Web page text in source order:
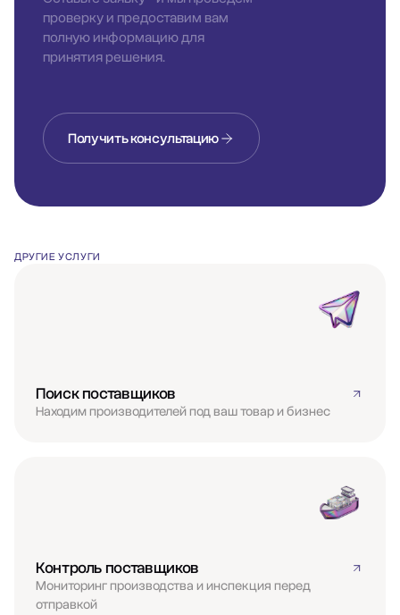
проверку и предоставим вам
полную информацию для
принятия решения.
Получить консультацию
ДРУГИЕ УСЛУГИ
Поиск поставщиков
Находим производителей под ваш товар и бизнес
Контроль поставщиков
Мониторинг производства и инспекция перед
отправкой